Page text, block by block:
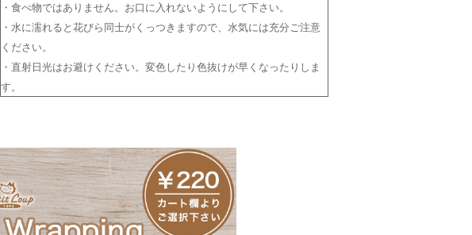
・食べ物ではありません。お口に入れないようにして下さい。
・水に濡れると花びら同士がくっつきますので、水気には充分ご注意
ください。
・直射日光はお避けください。変色したり色抜けが早くなったりしま
す。